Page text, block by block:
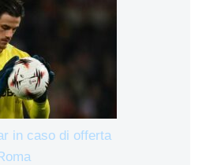
in caso di offerta